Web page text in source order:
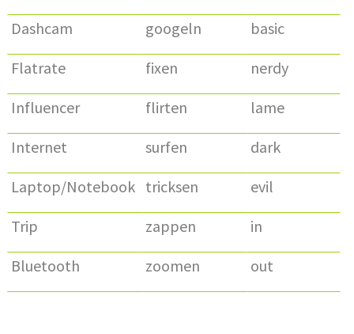
Dashcam
googeln
basic
Flatrate
fixen
nerdy
Influencer
flirten
lame
Internet
surfen
dark
Laptop/Notebook tricksen
evil
Trip
zappen
in
Bluetooth
zoomen out